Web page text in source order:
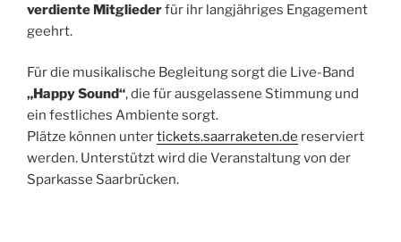
verdiente Mitgliederfür ihr langjähriges Engagement
geehrt.
Für die musikalische Begleitung sorgt die Live-Band
„Happy Sound“, die für ausgelassene Stimmung und
ein festliches Ambiente sorgt.
Plätze können untertickets.saarraketen.de reserviert
werden. Unterstützt wird die Veranstaltung von der
Sparkasse Saarbrücken.